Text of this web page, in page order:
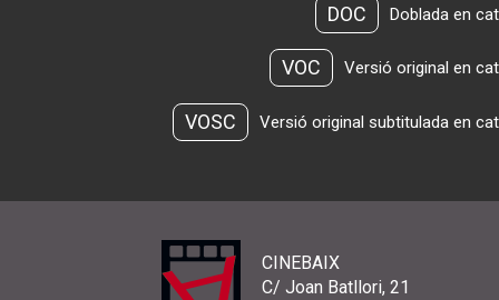
DOC Doblada en
VOC Versió original en
VOSC Versió original subtitulada en
CINEBAIX
C/ Joan Batllori, 21